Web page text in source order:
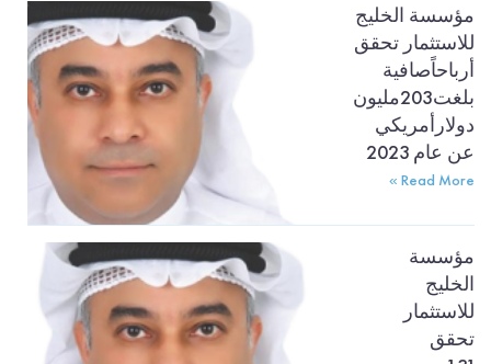
مؤسسة الخليج
للاستثمار تحقق
أرباحاًصافية
بلغت203مليون
دولارأمريكي
عن عام 2023
Read More »
مؤسسة
الخليج
للاستثمار
تحقق